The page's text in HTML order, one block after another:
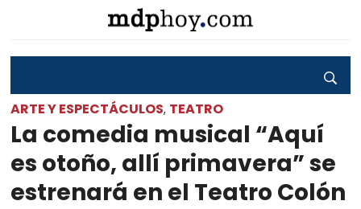
ARTE Y ESPECTÁCULOS, TEATRO
La comedia musical “Aquí
es otoño, allí primavera” se
estrenará en el Teatro Colón